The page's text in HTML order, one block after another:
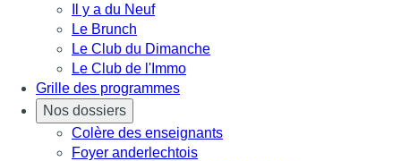
Il y a du Neuf
Le Brunch
Le Club du Dimanche
Le Club de l'Immo
Grille des programmes
Nos dossiers
Colère des enseignants
Foyer anderlechtois